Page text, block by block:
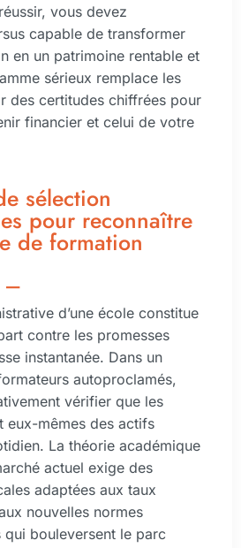
vous devez
capable de transformer
en un patrimoine rentable et
sérieux remplace les
des certitudes chiffrées pour
financier et celui de votre
sélection
pour reconnaître
de formation
d’une école constitue
contre les promesses
instantanée. Dans un
autoproclamés,
vérifier que les
eux-mêmes des actifs
La théorie académique
actuel exige des
adaptées aux taux
nouvelles normes
qui bouleversent le parc